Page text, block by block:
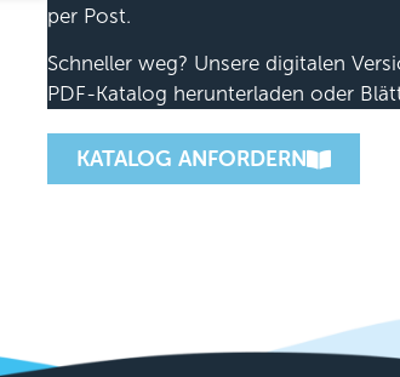
per Post.
Schneller weg? Unsere digitalen
PDF-Katalog herunterladen oder
KATALOG ANFORDERN